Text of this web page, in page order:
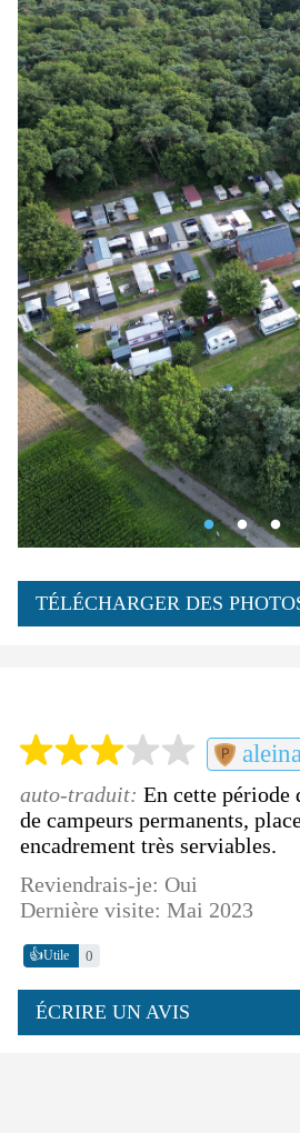
TÉLÉCHARGER DES
auto-traduit:En cette période
de campeurs permanents,
encadrement très serviables.
Reviendrais-je: Oui
Dernière visite: Mai 2023
👍Utile 0
ÉCRIRE UN AVIS